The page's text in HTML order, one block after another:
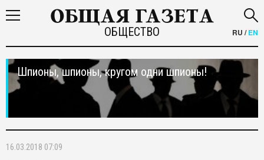
ОБЩЕСТВО RU /EN
Шпионы, шпионы, кругом одни шпионы!
16.03.2018 07:09